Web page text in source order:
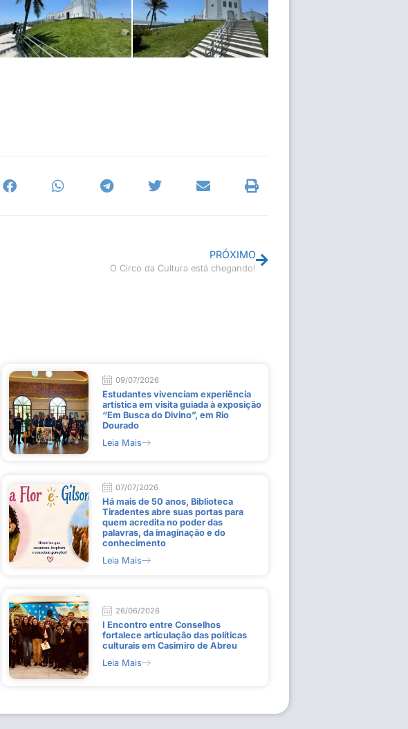
PRÓXIMO
O Circo da Cultura está chegando!
09/07/2026
Estudantes vivenciam experiência
artística em visita guiada à exposição
“Em Busca do Divino”, em Rio
Dourado
Leia Mais
07/07/2026
Há mais de 50 anos, Biblioteca
Tiradentes abre suas portas para
quem acredita no poder das
palavras, da imaginação e do
conhecimento
Leia Mais
26/06/2026
I Encontro entre Conselhos
fortalece articulação das políticas
culturais em Casimiro de Abreu
Leia Mais